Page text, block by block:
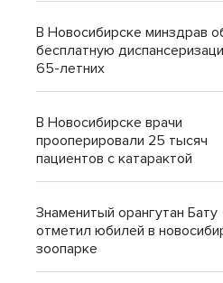
В Новосибирске минздрав
бесплатную
65-летних
В Новосибирске врачи
прооперировали 25 тысяч
пациентов с катарактой
Знаменитый орангутан Бату
отметил юбилей в
зоопарке